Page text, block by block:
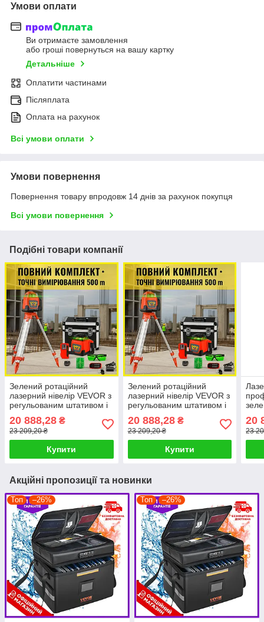
Умови оплати
Ви отримаєте замовлення
або гроші повернуться на вашу картку
Детальніше
Оплатити частинами
Післяплата
Оплата на рахунок
Всі умови оплати
Умови повернення
Повернення товару впродовж 14 днів за рахунок покупця
Всі умови повернення
Подібні товари компанії
Зелений ротаційний
лазерний нівелір VEVOR з
регульованим штативом і
20 888,28 ₴
23 209,20 ₴
Купити
Зелений ротаційний
лазерний нівелір VEVOR з
регульованим штативом і
20 888,28₴
23 209,20 ₴
Купити
20
23
Акційні пропозиції та новинки
Топ –26% Топ –26%